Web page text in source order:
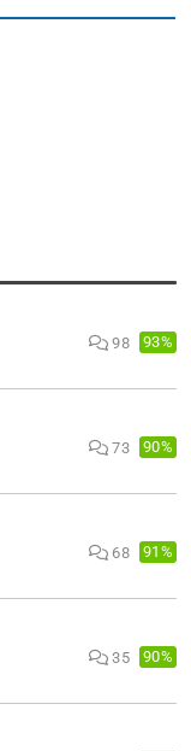
98 93%
73 90%
68 91%
35 90%